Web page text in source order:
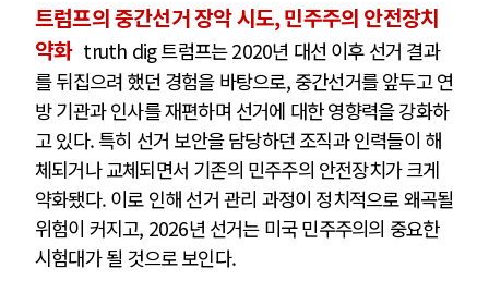
트럼프의 중간선거 장악 시도, 민주주의 안전장치
약화 truth dig 트럼프는 2020년 대선 이후 선거 결과
를 뒤집으려 했던 경험을 바탕으로, 중간선거를 앞두고 연
방 기관과 인사를 재편하며 선거에 대한 영향력을 강화하
고 있다. 특히 선거 보안을 담당하던 조직과 인력들이 해
체되거나 교체되면서 기존의 민주주의 안전장치가 크게
약화됐다. 이로 인해 선거 관리 과정이 정치적으로 왜곡될
위험이 커지고, 2026년 선거는 미국 민주주의의 중요한
시험대가 될 것으로 보인다.